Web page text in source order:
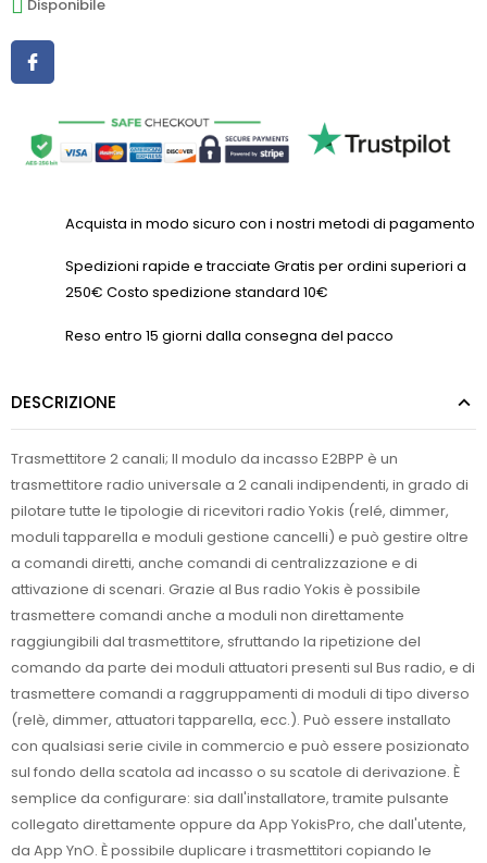
Disponibile
Acquista in modo sicuro con i nostri metodi di pagamento
Spedizioni rapide e tracciate Gratis per ordini superiori a
250€ Costo spedizione standard 10€
Reso entro 15 giorni dalla consegna del pacco
DESCRIZIONE
Trasmettitore 2 canali; Il modulo da incasso E2BPP è un
trasmettitore radio universale a 2 canali indipendenti, in grado di
pilotare tutte le tipologie di ricevitori radio Yokis (relé, dimmer,
moduli tapparella e moduli gestione cancelli) e può gestire oltre
a comandi diretti, anche comandi di centralizzazione e di
attivazione di scenari. Grazie al Bus radio Yokis è possibile
trasmettere comandi anche a moduli non direttamente
raggiungibili dal trasmettitore, sfruttando la ripetizione del
comando da parte dei moduli attuatori presenti sul Bus radio, e di
trasmettere comandi a raggruppamenti di moduli di tipo diverso
(relè, dimmer, attuatori tapparella, ecc.). Può essere installato
con qualsiasi serie civile in commercio e può essere posizionato
sul fondo della scatola ad incasso o su scatole di derivazione. È
semplice da configurare: sia dall'installatore, tramite pulsante
collegato direttamente oppure da App YokisPro, che dall'utente,
da App YnO. È possibile duplicare i trasmettitori copiando le